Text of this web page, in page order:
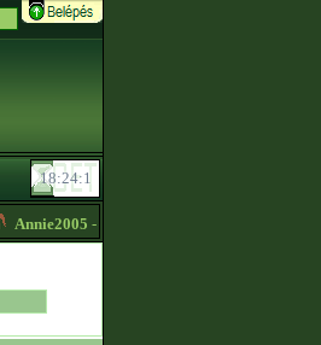
Annie2005- Mitikus importok alacsony áron